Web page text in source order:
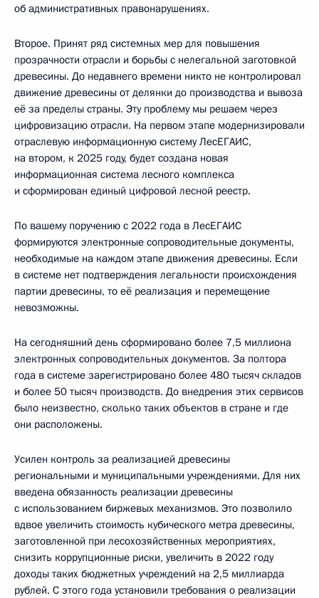
об административных правонарушениях.
Второе. Принят ряд системных мер для повышения
прозрачности отрасли и борьбы с нелегальной заготовкой
древесины. До недавнего времени никто не контролировал
движение древесины от делянки до производства и вывоза
её за пределы страны. Эту проблему мы решаем через
цифровизацию отрасли. На первом этапе модернизировали
отраслевую информационную систему ЛесЕГАИС,
на втором, к 2025 году, будет создана новая
информационная система лесного комплекса
и сформирован единый цифровой лесной реестр.
По вашему поручению с 2022 года в ЛесЕГАИС
формируются электронные сопроводительные документы,
необходимые на каждом этапе движения древесины. Если
в системе нет подтверждения легальности происхождения
партии древесины, то её реализация и перемещение
невозможны.
На сегодняшний день сформировано более 7,5 миллиона
электронных сопроводительных документов. За полтора
года в системе зарегистрировано более 480 тысяч складов
и более 50 тысяч производств. До внедрения этих сервисов
было неизвестно, сколько таких объектов в стране и где
они расположены.
Усилен контроль за реализацией древесины
региональными и муниципальными учреждениями. Для них
введена обязанность реализации древесины
с использованием биржевых механизмов. Это позволило
вдвое увеличить стоимость кубического метра древесины,
заготовленной при лесохозяйственных мероприятиях,
снизить коррупционные риски, увеличить в 2022 году
доходы таких бюджетных учреждений на 2,5 миллиарда
рублей. С этого года установили требования о реализации